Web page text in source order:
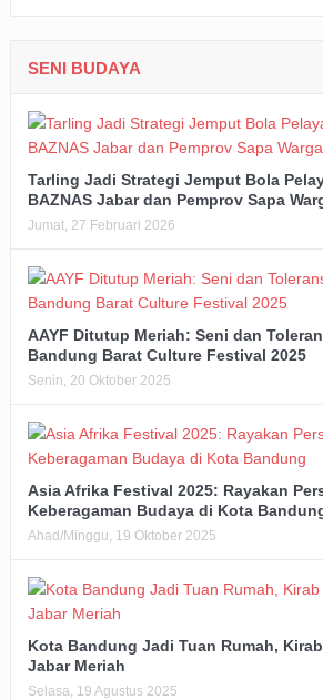
SENI BUDAYA
Tarling Jadi Strategi Jemput Bola
BAZNAS Jabar dan Pemprov Sapa
Jumat, 27 Februari 2026
AAYF Ditutup Meriah: Seni dan
Bandung Barat Culture Festival 2025
Senin, 20 Oktober 2025
Asia Afrika Festival 2025: Rayakan
Keberagaman Budaya di Kota
Ahad/Minggu, 19 Oktober 2025
Kota Bandung Jadi Tuan Rumah,
Jabar Meriah
Selasa, 19 Agustus 2025